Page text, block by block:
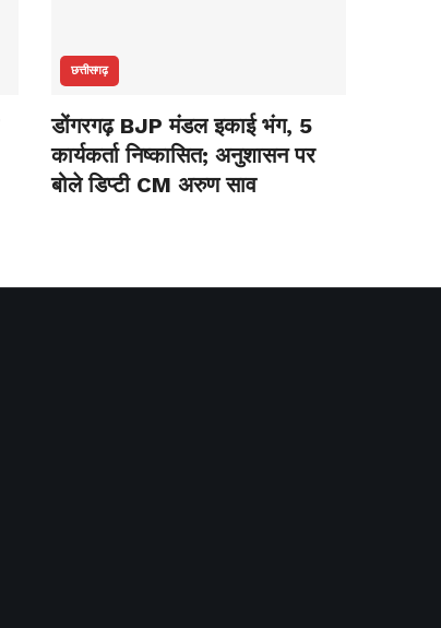
छत्तीसगढ़
डोंगरगढ़ BJP मंडल इकाई भंग, 5
कार्यकर्ता निष्कासित; अनुशासन पर
बोले डिप्टी CM अरुण साव